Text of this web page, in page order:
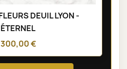
DEUIL LYON -
ÉTERNEL
300,00 €